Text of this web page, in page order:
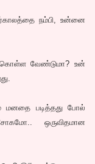
நம்பி, உன்னை
கொள்ள வேண்டுமா? உன்
மனதை படித்தது போல்
ஒருவிதமான